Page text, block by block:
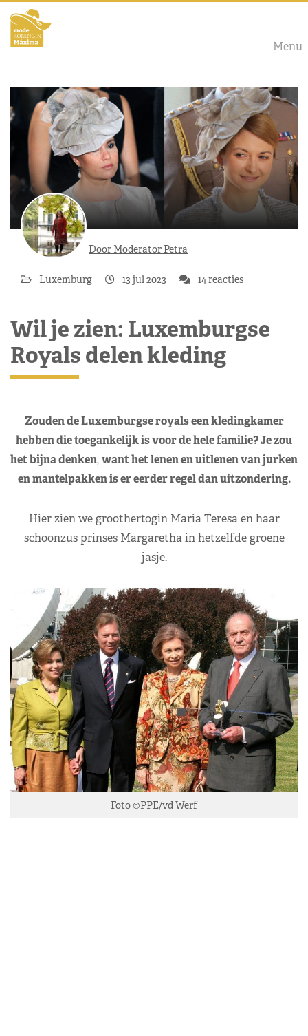
Menu
Door Moderator Petra
Luxemburg 13 jul 2023 14 reacties
Wil je zien: Luxemburgse
Royals delen kleding
Zouden de Luxemburgse royals een kledingkamer
hebben die toegankelijk is voor de hele familie? Je zou
het bijna denken,want het lenen en uitlenen van jurken
en mantelpakken is er eerder regel dan uitzondering.
Hier zien we groothertogin Maria Teresa en haar
schoonzus prinses Margaretha in hetzelfde groene
jasje.
Foto ©PPE/vd Werf